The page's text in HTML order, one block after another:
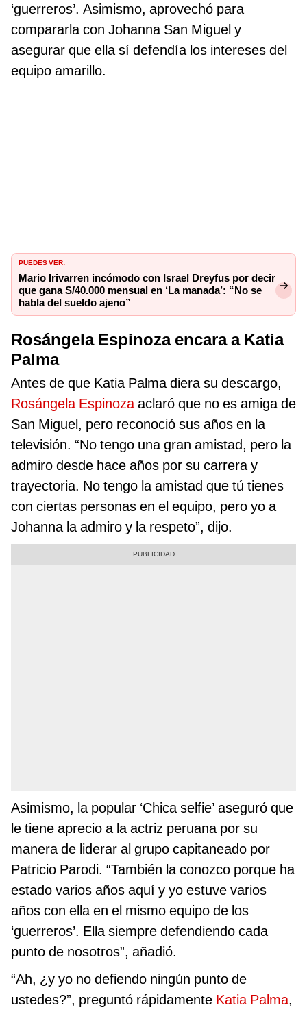
‘guerreros’. Asimismo, aprovechó para
compararla con Johanna San Miguel y
asegurar que ella sí defendía los intereses del
equipo amarillo.
PUEDES VER:
Mario Irivarren incómodo con Israel Dreyfus por decir
que gana S/40.000 mensual en ‘La manada’: “No se
habla del sueldo ajeno”
Rosángela Espinoza encara a Katia
Palma
Antes de que Katia Palma diera su descargo,
Rosángela Espinozaaclaró que no es amiga de
San Miguel, pero reconoció sus años en la
televisión. “No tengo una gran amistad, pero la
admiro desde hace años por su carrera y
trayectoria. No tengo la amistad que tú tienes
con ciertas personas en el equipo, pero yo a
Johanna la admiro y la respeto”, dijo.
Asimismo, la popular ‘Chica selfie’ aseguró que
le tiene aprecio a la actriz peruana por su
manera de liderar al grupo capitaneado por
Patricio Parodi. “También la conozco porque ha
estado varios años aquí y yo estuve varios
años con ella en el mismo equipo de los
‘guerreros’. Ella siempre defendiendo cada
punto de nosotros”, añadió.
“Ah, ¿y yo no defiendo ningún punto de
ustedes?”, preguntó rápidamente Katia Palma,